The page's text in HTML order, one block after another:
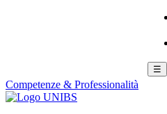
☰
Competenze & Professionalità